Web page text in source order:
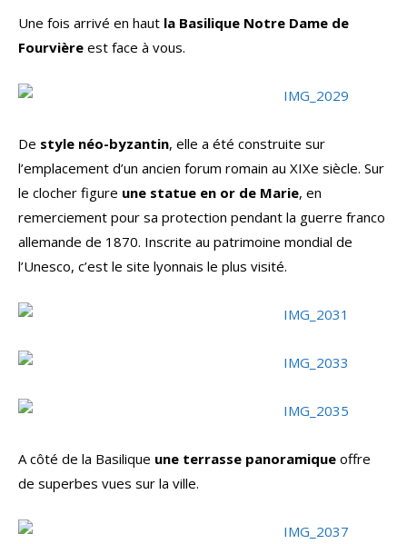
Une fois arrivé en haut la Basilique Notre Dame de
Fourvière est face à vous.
De style néo-byzantin, elle a été construite sur
l’emplacement d’un ancien forum romain au XIXe siècle. Sur
le clocher figure une statue en or de Marie, en
remerciement pour sa protection pendant la guerre franco
allemande de 1870. Inscrite au patrimoine mondial de
l’Unesco, c’est le site lyonnais le plus visité.
A côté de la Basilique une terrasse panoramique offre
de superbes vues sur la ville.